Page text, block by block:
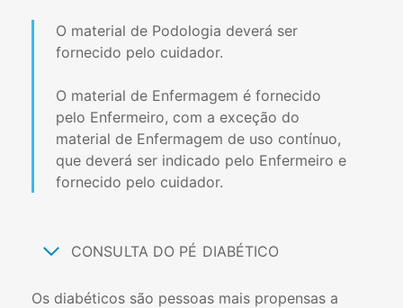
O material de Podologia deverá ser
fornecido pelo cuidador.
O material de Enfermagem é fornecido
pelo Enfermeiro, com a exceção do
material de Enfermagem de uso contínuo,
que deverá ser indicado pelo Enfermeiro e
fornecido pelo cuidador.
CONSULTA DO PÉ DIABÉTICO
Os diabéticos são pessoas mais propensas a